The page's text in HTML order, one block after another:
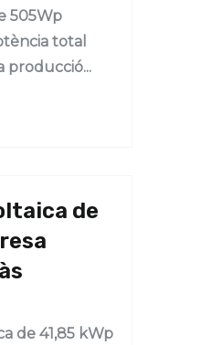
505Wp
total
producció...
de
de 41,85 kWp